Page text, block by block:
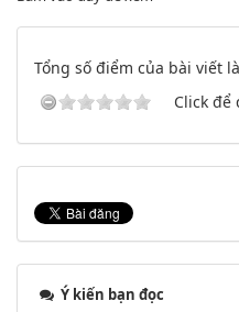
Tổng số điểm của bài viết
Click để
Ý kiến bạn đọc